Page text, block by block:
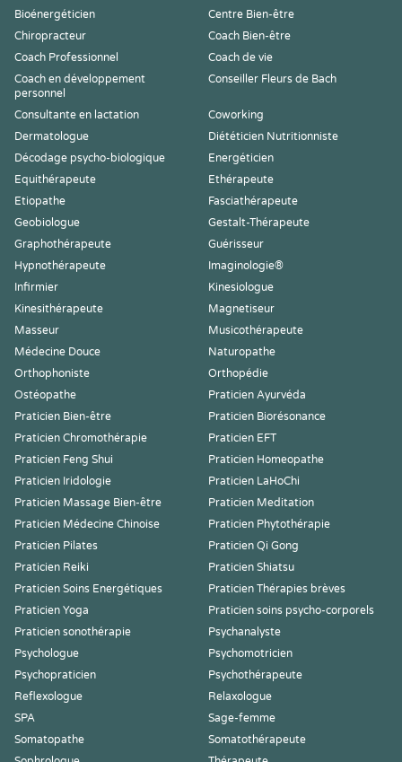
Bioénergéticien
Centre Bien-être
Chiropracteur
Coach Bien-être
Coach Professionnel
Coach de vie
Coach en développement
personnel
Conseiller Fleurs de Bach
Consultante en lactation
Coworking
Dermatologue
Diététicien Nutritionniste
Décodage psycho-biologique
Energéticien
Equithérapeute
Ethérapeute
Etiopathe
Fasciathérapeute
Geobiologue
Gestalt-Thérapeute
Graphothérapeute
Guérisseur
Hypnothérapeute
Imaginologie®
Infirmier
Kinesiologue
Kinesithérapeute
Magnetiseur
Masseur
Musicothérapeute
Médecine Douce
Naturopathe
Orthophoniste
Orthopédie
Ostéopathe
Praticien Ayurvéda
Praticien Bien-être
Praticien Biorésonance
Praticien Chromothérapie
Praticien EFT
Praticien Feng Shui
Praticien Homeopathe
Praticien Iridologie
Praticien LaHoChi
Praticien Massage Bien-être
Praticien Meditation
Praticien Médecine Chinoise
Praticien Phytothérapie
Praticien Pilates
Praticien Qi Gong
Praticien Reiki
Praticien Shiatsu
Praticien Soins Energétiques
Praticien Thérapies brèves
Praticien Yoga
Praticien soins psycho-corporels
Praticien sonothérapie
Psychanalyste
Psychologue
Psychomotricien
Psychopraticien
Psychothérapeute
Reflexologue
Relaxologue
SPA
Sage-femme
Somatopathe
Somatothérapeute